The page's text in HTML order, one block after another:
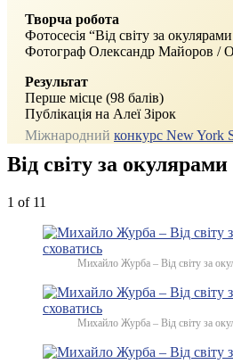
Творча робота
Фотосесія “Від світу за
Фотограф Олександр Майоров /
Результат
Перше місце (98 балів)
Публікація на Алеї Зірок
Міжнародний конкурс New York
Від світу за
1 of 11
Михайло Журба – Від світу за
Михайло Журба – Від світу за